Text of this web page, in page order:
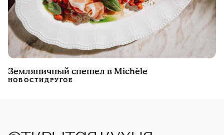
Земляничный спешел в Michèle
НОВОСТИДРУГОЕ